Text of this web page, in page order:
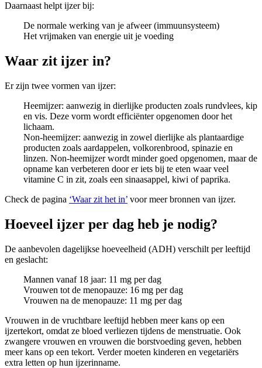
Daarnaast helpt ijzer bij:
De normale werking van je afweer (immuunsysteem)
Het vrijmaken van energie uit je voeding
Waar zit ijzer in?
Er zijn twee vormen van ijzer:
Heemijzer: aanwezig in dierlijke producten zoals rundvlees, kip
en vis. Deze vorm wordt efficiënter opgenomen door het
lichaam.
Non-heemijzer: aanwezig in zowel dierlijke als plantaardige
producten zoals aardappelen, volkorenbrood, spinazie en
linzen. Non-heemijzer wordt minder goed opgenomen, maar de
opname kan verbeteren door er iets bij te eten waar veel
vitamine C in zit, zoals een sinaasappel, kiwi of paprika.
Check de pagina ‘Waar zit het in’ voor meer bronnen van ijzer.
Hoeveel ijzer per dag heb je nodig?
De aanbevolen dagelijkse hoeveelheid (ADH) verschilt per leeftijd
en geslacht:
Mannen vanaf 18 jaar: 11 mg per dag
Vrouwen tot de menopauze: 16 mg per dag
Vrouwen na de menopauze: 11 mg per dag
Vrouwen in de vruchtbare leeftijd hebben meer kans op een
ijzertekort, omdat ze bloed verliezen tijdens de menstruatie. Ook
zwangere vrouwen en vrouwen die borstvoeding geven, hebben
meer kans op een tekort. Verder moeten kinderen en vegetariërs
extra letten op hun ijzerinname.